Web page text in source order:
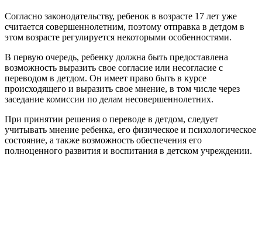
Согласно законодательству, ребенок в возрасте 17 лет уже
считается совершеннолетним, поэтому отправка в детдом в
этом возрасте регулируется некоторыми особенностями.
В первую очередь, ребенку должна быть предоставлена
возможность выразить свое согласие или несогласие с
переводом в детдом. Он имеет право быть в курсе
происходящего и выразить свое мнение, в том числе через
заседание комиссии по делам несовершеннолетних.
При принятии решения о переводе в детдом, следует
учитывать мнение ребенка, его физическое и психологическое
состояние, а также возможность обеспечения его
полноценного развития и воспитания в детском учреждении.